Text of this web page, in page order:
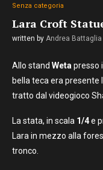
Senza categoria
Lara Croft
written by Andrea Battaglia
Allo stand Weta presso
bella teca era presente
tratto dal videogioco
La stata, in scala 1/4e
Lara in mezzo alla
tronco.